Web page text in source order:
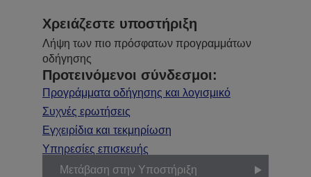
Χρειάζεστε υποστήριξη
Λήψη των πιο πρόσφατων προγραμμάτων
οδήγησης
Προτεινόμενοι σύνδεσμοι:
Προγράμματα οδήγησης και λογισμικό
Συχνές ερωτήσεις
Εγχειρίδια και τεκμηρίωση
Υπηρεσίες επισκευής
Μετάβαση στην Υποστήριξη